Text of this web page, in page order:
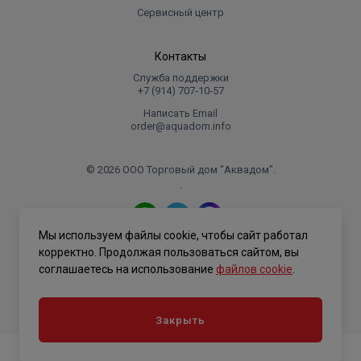
Время нагрева на 45°С - до 160 минут на модели
Максимальная температура нагрева воды 75°С,
Присоединительный размер G1/2,
Рабочее давление 0.05 – 0.7 мПа,
Класс пылевлагозащиты IPX4,
Комплект анкеров для установки,
Подробное руководство пользователя.
Надежная крепежная планка;
Металлическая защитная крышка;
Сервисный центр
Контакты
Служба поддержки
+7 (914) 707‑10‑57
Написать Email
order@aquadom.info
© 2026 ООО Торговый дом "Аквадом".
.
Политика конфиденциальности
Мы используем файлы cookie, чтобы сайт работал
корректно. Продолжая пользоваться сайтом, вы
соглашаетесь на использование файлов cookie
Закрыть